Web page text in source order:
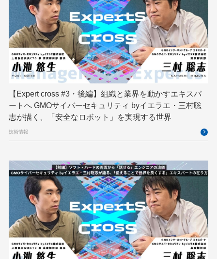
国際標準化 基礎 多拠点開発 大阪公立大学
宮崎オフィス 強化学習 応用
技育プロジェクト 技術広報 技術書典
拡張知能 新卒 新卒研修 映像
映像クリエイター 暗号 業務効率化
機械学習 決済 生成AI 産学連携
研究開発 耐量子暗号 脆弱性診断
【Expert cross #3・後編】組織と業界を動かすエキスパ
ートへ GMOサイバーセキュリティ byイエラエ・三村聡
志が描く、「安全なロボット」を実現する世界
技術情報